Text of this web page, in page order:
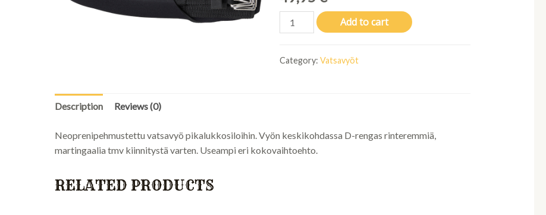
Wahlsten
Next
Qh
Add to cart
Category: Vatsavyöt
Description Reviews (0)
Neoprenipehmustettu vatsavyö pikalukkosiloihin. Vyön keskikohdassa D-rengas rinteremmiä,
martingaalia tmv kiinnitystä varten. Useampi eri kokovaihtoehto.
RELATED PRODUCTS